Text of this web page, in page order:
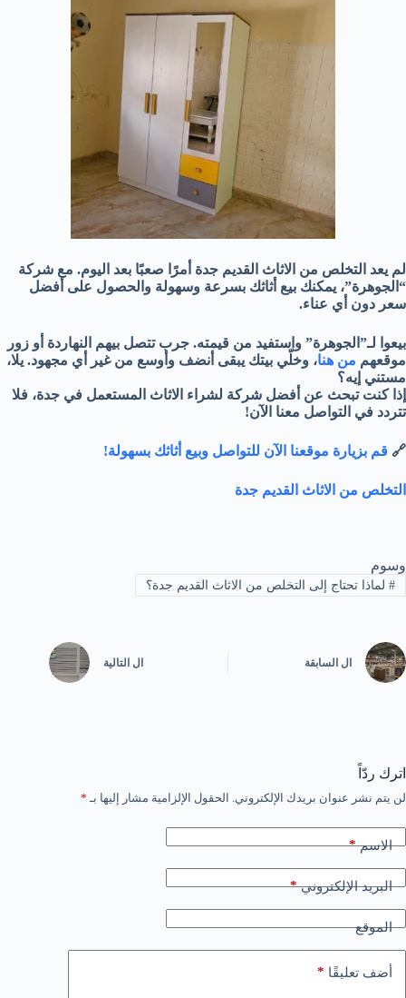
لم يعد التخلص من الاثاث القديم جدة أمرًا صعبًا بعد اليوم. مع شركة
“الجوهرة”، يمكنك بيع أثاثك بسرعة وسهولة والحصول على أفضل
سعر دون أي عناء.
بيعوا لـ”الجوهرة” واستفيد من قيمته. جرب تتصل بيهم النهاردة أو زور
موقعهم من هنا، وخلّي بيتك يبقى أنضف وأوسع من غير أي مجهود. يلا،
مستني إيه؟
إذا كنت تبحث عن أفضل شركة لشراء الاثاث المستعمل في جدة، فلا
تتردد في التواصل معنا الآن!
🔗 قم بزيارة موقعنا الآن للتواصل وبيع أثاثك بسهولة!
التخلص من الاثاث القديم جدة
وسوم
#لماذا تحتاج إلى التخلص من الاثاث القديم جدة؟
ال السابقة ال التالية
اترك ردّاً
لن يتم نشر عنوان بريدك الإلكتروني. الحقول الإلزامية مشار إليها بـ *
الاسم*
البريد الإلكتروني*
الموقع
أضف تعليقًا *